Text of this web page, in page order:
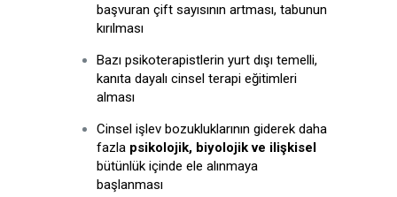
başvuran çift sayısının artması, tabunun
kırılması
Bazı psikoterapistlerin yurt dışı temelli,
kanıta dayalı cinsel terapi eğitimleri
alması
Cinsel işlev bozukluklarının giderek daha
fazla psikolojik, biyolojik ve ilişkisel
bütünlük içinde ele alınmaya
başlanması